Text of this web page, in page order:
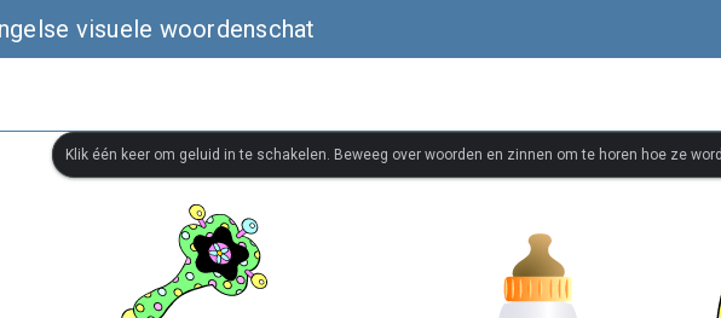
visuele woordenschat
Klik één keer om geluid in te schakelen. Beweeg over woorden en zinnen om te horen hoe ze